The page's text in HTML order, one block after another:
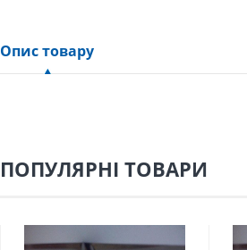
Опис товару
ПОПУЛЯРНІ ТОВАРИ